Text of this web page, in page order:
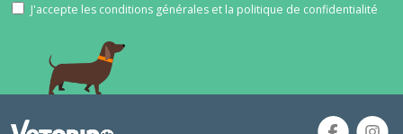
J'accepte les conditions générales et la politique de confidentialité